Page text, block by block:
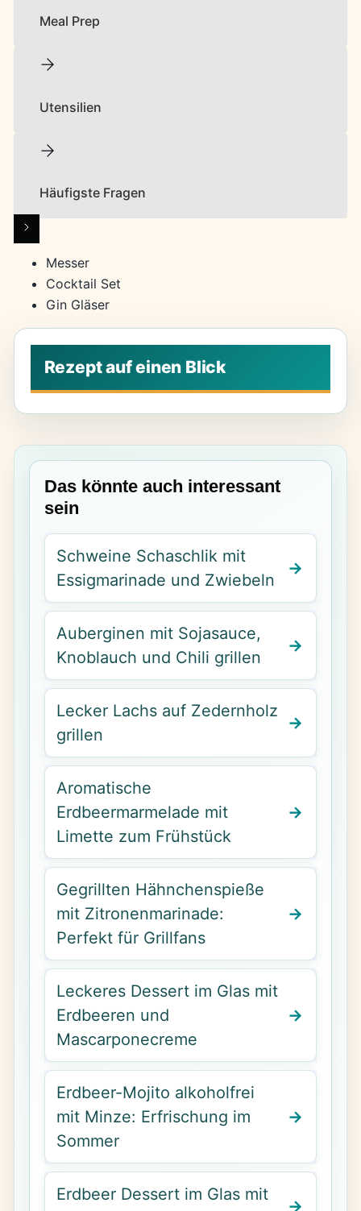
Meal Prep
Utensilien
Häufigste Fragen
Messer
Cocktail Set
Gin Gläser
Das könnte auch interessant
sein
Schweine Schaschlik mit
Essigmarinade und Zwiebeln
Auberginen mit Sojasauce,
Knoblauch und Chili grillen
Lecker Lachs auf Zedernholz
grillen
Aromatische
Erdbeermarmelade mit
Limette zum Frühstück
Gegrillten Hähnchenspieße
mit Zitronenmarinade:
Perfekt für Grillfans
Leckeres Dessert im Glas mit
Erdbeeren und
Mascarponecreme
Erdbeer-Mojito alkoholfrei
mit Minze: Erfrischung im
Sommer
Erdbeer Dessert im Glas mit